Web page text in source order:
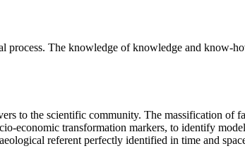
process. The knowledge of knowledge and know-
to the scientific community. The massification
economic transformation markers, to identify
referent perfectly identified in time and